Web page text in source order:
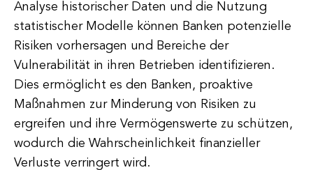
Analyse historischer Daten und die Nutzung
statistischer Modelle können Banken potenzielle
Risiken vorhersagen und Bereiche der
Vulnerabilität in ihren Betrieben identifizieren.
Dies ermöglicht es den Banken, proaktive
Maßnahmen zur Minderung von Risiken zu
ergreifen und ihre Vermögenswerte zu schützen,
wodurch die Wahrscheinlichkeit finanzieller
Verluste verringert wird.